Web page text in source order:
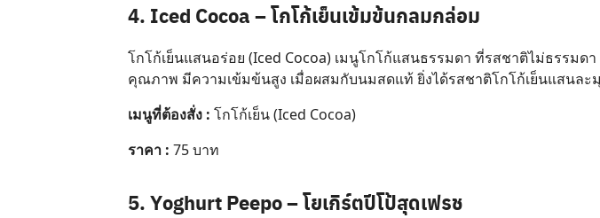
4. Iced Cocoa – โกโก้เย็นเข้มข้นกลมกล่อม
โกโก้เย็นแสนอร่อย (Iced Cocoa) เมนูโกโก้แสนธรรมดา ที่รสชาติไม่ธรรม
คุณภาพ มีความเข้มข้นสูง เมื่อผสมกับนมสดแท้ ยิ่งได้รสชาติโกโก้เย็นแสนล
เมนูที่ต้องสั่ง : โกโก้เย็น (Iced Cocoa)
ราคา : 75 บาท
5. Yoghurt Peepo – โยเกิร์ตปีโป้สุดเฟรช